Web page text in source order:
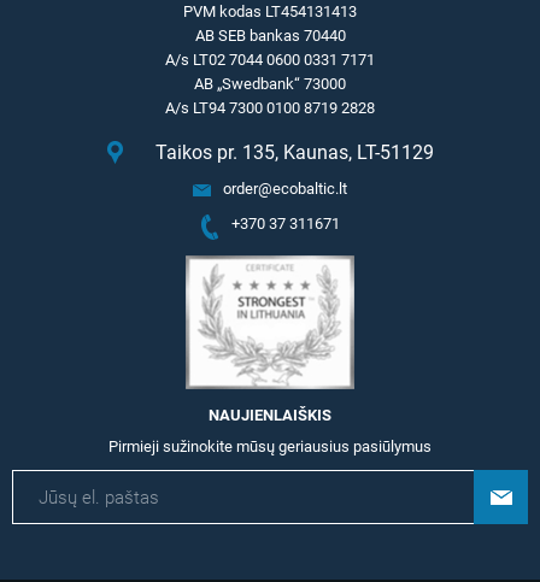
PVM kodas LT454131413
AB SEB bankas 70440
A/s LT02 7044 0600 0331 7171
AB „Swedbank“ 73000
A/s LT94 7300 0100 8719 2828
Taikos pr. 135, Kaunas, LT-51129
order@ecobaltic.lt
+370 37 311671
NAUJIENLAIŠKIS
Pirmieji sužinokite mūsų geriausius pasiūlymus